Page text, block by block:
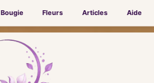
Bougie Fleurs Articles Aide